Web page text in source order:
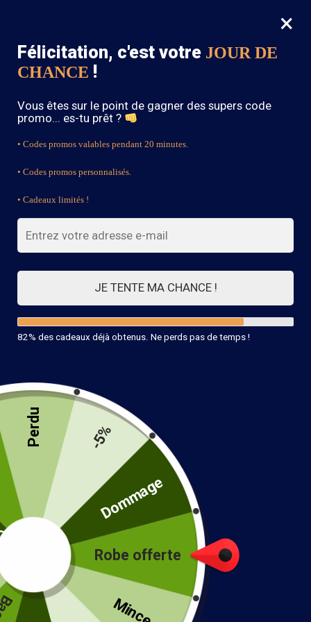
0
SOLDES : -15% sur toute la boutique avec le code « BOHEME15 »
×
Félicitation, c'est votre JOUR DE
CHANCE !
Vous êtes sur le point de gagner des supers code
promo... es-tu prêt ?
• Codes promos valables pendant 20 minutes.
• Codes promos personnalisés.
• Cadeaux limités !
JE TENTE MA CHANCE !
82% des cadeaux déjà obtenus. Ne perds pas de temps !
Robe offerte
Perdu -5%
Dommage